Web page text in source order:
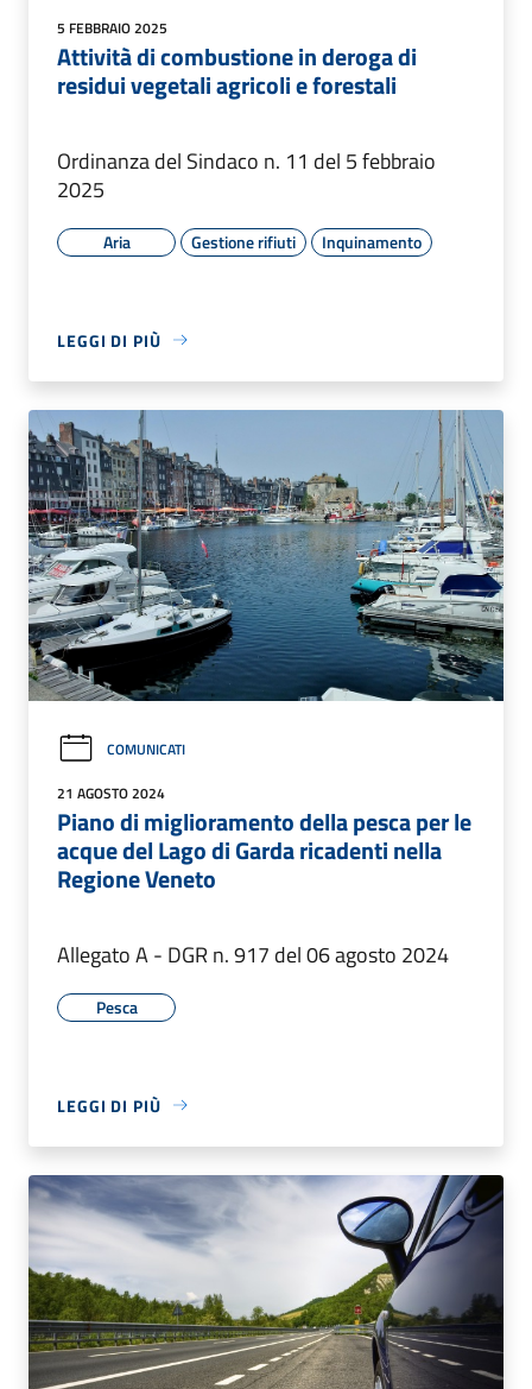
5 FEBBRAIO 2025
Attività di combustione in deroga di
residui vegetali agricoli e forestali
Ordinanza del Sindaco n. 11 del 5 febbraio
2025
Aria Gestione rifiuti Inquinamento
LEGGI DI PIÙ
COMUNICATI
21 AGOSTO 2024
Piano di miglioramento della pesca per le
acque del Lago di Garda ricadenti nella
Regione Veneto
Allegato A - DGR n. 917 del 06 agosto 2024
Pesca
LEGGI DI PIÙ